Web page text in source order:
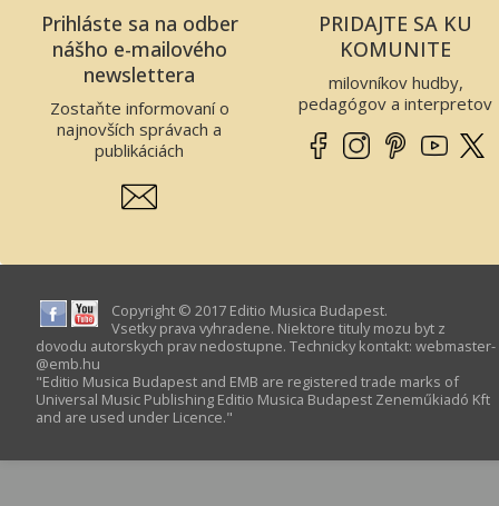
Klarinet
Saxofón
Other wind
instruments
Harmonica
Bicie nastroje
Classical
percussion
Jazz, rock, folk
Prihláste sa na odber
nášho e-mailového
newslettera
Zostaňte informovaní o
najnovších správach a
publikáciách
PRIDAJTE SA KU
KOMUNITE
milovníkov hudby,
pedagógov a interpretov
Copyright © 2017 Editio Musica Budapest.
Vsetky prava vyhradene. Niektore tituly mozu byt z
dovodu autorskych prav nedostupne. Technicky kontakt: webmaster­
@­emb.hu
"Editio Musica Budapest and EMB are registered trade marks of
Universal Music Publishing Editio Musica Budapest Zeneműkiadó Kft
and are used under Licence."